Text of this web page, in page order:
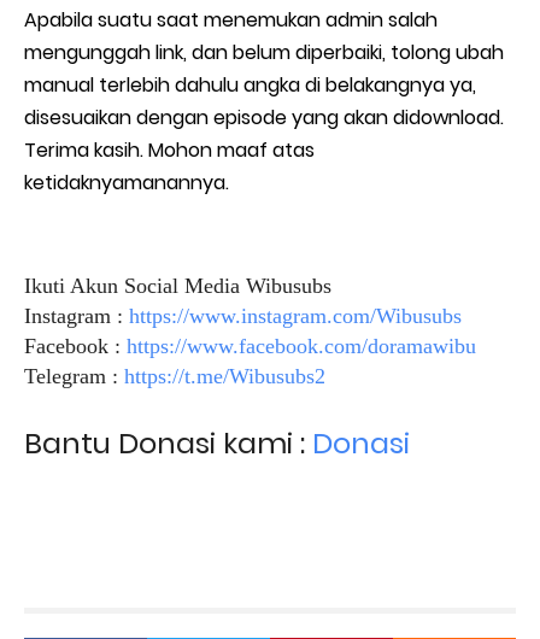
Apabila suatu saat menemukan admin salah
mengunggah link, dan belum diperbaiki, tolong ubah
manual terlebih dahulu angka di belakangnya ya,
disesuaikan dengan episode yang akan didownload.
Terima kasih. Mohon maaf atas
ketidaknyamanannya.
Ikuti Akun Social Media Wibusubs
Instagram : https://www.instagram.com/Wibusubs
Facebook : https://www.facebook.com/doramawibu
Telegram : https://t.me/Wibusubs2
Bantu Donasi kami : Donasi